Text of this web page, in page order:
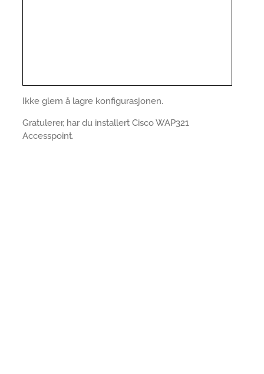
Ikke glem å lagre konfigurasjonen.
Gratulerer, har du installert Cisco WAP321
Accesspoint.